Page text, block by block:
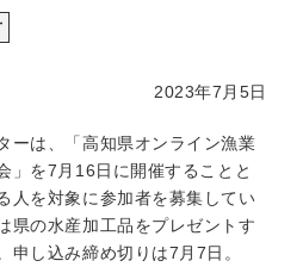
2023年7月5日
ーは、「高知県オンライン漁業
」を7月16日に開催することと
人を対象に参加者を募集してい
県の水産加工品をプレゼントす
申し込み締め切りは7月7日。